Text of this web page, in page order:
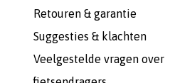
Retouren & garantie
Suggesties & klachten
Veelgestelde vragen over